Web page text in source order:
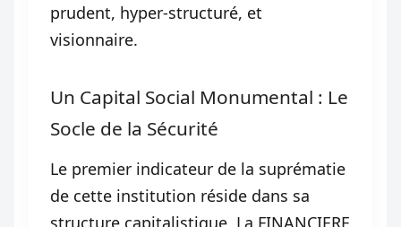
prudent, hyper-structuré, et
visionnaire.
Un Capital Social Monumental : Le
Socle de la Sécurité
Le premier indicateur de la suprématie
de cette institution réside dans sa
structure capitalistique. La FINANCIERE